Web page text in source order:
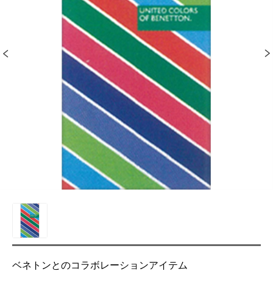
ベネトンとのコラボレーションアイテム